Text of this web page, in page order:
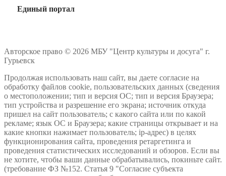
Единый портал
Авторское право © 2026 МБУ "Центр культуры и досуга" г.
Гурьевск
Продолжая использовать наш сайт, вы даете согласие на
обработку файлов cookie, пользовательских данных (сведения
о местоположении; тип и версия ОС; тип и версия Браузера;
тип устройства и разрешение его экрана; источник откуда
пришел на сайт пользователь; с какого сайта или по какой
рекламе; язык ОС и Браузера; какие страницы открывает и на
какие кнопки нажимает пользователь; ip-адрес) в целях
функционирования сайта, проведения ретаргетинга и
проведения статистических исследований и обзоров. Если вы
не хотите, чтобы ваши данные обрабатывались, покиньте сайт.
(требование ФЗ №152. Статья 9 "Согласие субъекта